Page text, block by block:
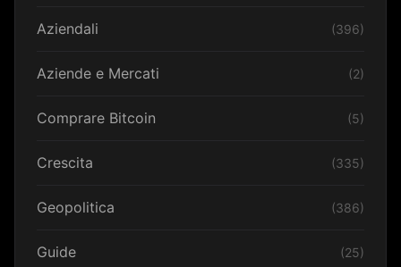
Aziendali (396)
Aziende e Mercati (2)
Comprare Bitcoin (5)
Crescita (335)
Geopolitica (386)
Guide (25)